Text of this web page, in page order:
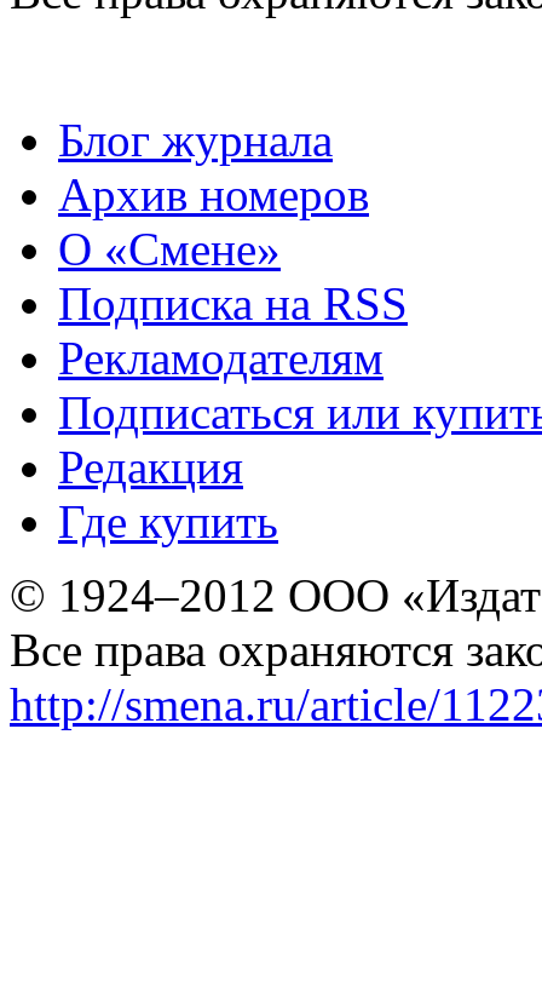
Блог журнала
Архив номеров
О «Смене»
Подписка на RSS
Рекламодателям
Подписаться или
Редакция
Где купить
© 1924–2012 ООО
Все права охраняются
http://smena.ru/article/